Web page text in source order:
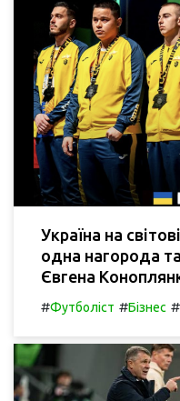
Україна на
одна нагорода
Євгена
#Футболіст #Бізнес #